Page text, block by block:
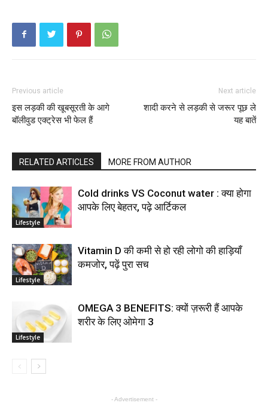
Previous article
इस लड़की की खूबसूरती के आगे
बॉलीवुड एक्ट्रेस भी फेल हैं
Next article
शादी करने से लड़की से जरूर पूछ ले
यह बातें
RELATED ARTICLES MORE FROM AUTHOR
Lifestyle
Cold drinks VS Coconut water : क्या होगा
आपके लिए बेहतर, पढ़े आर्टिकल
Lifestyle
Vitamin D की कमी से हो रही लोगो की हाड़ियाँ
कमजोर, पढ़ें पुरा सच
Lifestyle
OMEGA 3 BENEFITS: क्यों ज़रूरी हैं आपके
शरीर के लिए ओमेगा 3
- Advertisement -